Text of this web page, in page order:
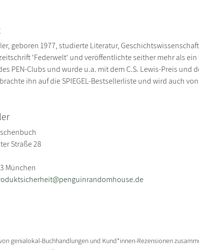
geboren 1977, studierte Literatur,
'Federwelt' und veröffentlichte seither mehr als
PEN-Clubs und wurde u.a. mit dem C.S. Lewis-Preis
ihn auf die SPIEGEL-Bestsellerliste und wird auch
Straße 28
München
genialokal-Buchhandlungen und Kund*innen-Rezensionen